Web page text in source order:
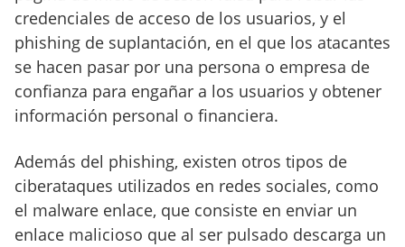
credenciales de acceso de los usuarios, y el
phishing de suplantación, en el que los atacantes
se hacen pasar por una persona o empresa de
confianza para engañar a los usuarios y obtener
información personal o financiera.
Además del phishing, existen otros tipos de
ciberataques utilizados en redes sociales, como
el malware enlace, que consiste en enviar un
enlace malicioso que al ser pulsado descarga un